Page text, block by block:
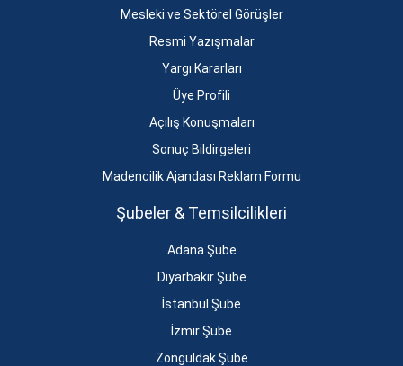
Mesleki ve Sektörel Görüşler
Resmi Yazışmalar
Yargı Kararları
Üye Profili
Açılış Konuşmaları
Sonuç Bildirgeleri
Madencilik Ajandası Reklam Formu
Şubeler & Temsilcilikleri
Adana Şube
Diyarbakır Şube
İstanbul Şube
İzmir Şube
Zonguldak Şube